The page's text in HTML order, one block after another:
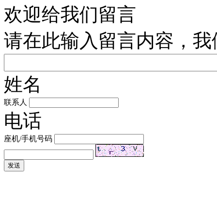
欢迎给我们留言
请在此输入留言内容，
姓名
联系人
电话
座机/手机号码